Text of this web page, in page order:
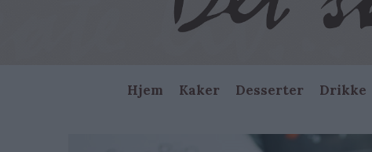
Main
navigation
Hjem Kaker Desserter Drikke